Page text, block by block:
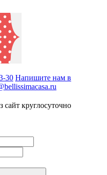
30 Напишите нам в
сайт круглосуточно